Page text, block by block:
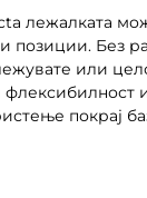
лежалката
позиции. Без
или
покрај